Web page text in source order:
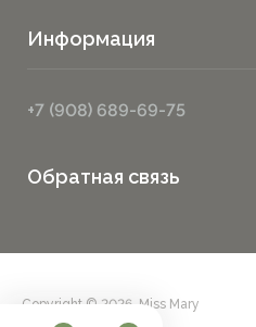
Информация
+7 (908) 689-69-75
Обратная связь
Copyright © 2026, Miss Mary